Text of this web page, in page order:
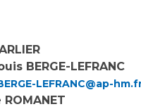
à l'hôpital
BERGE-LEFRANC
LEFRANC@ap-